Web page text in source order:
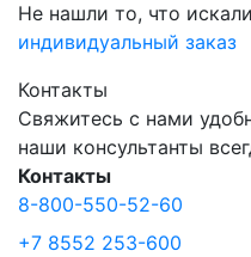
Не нашли то, что
индивидуальный заказ
Контакты
Свяжитесь с нами
наши консультанты
Контакты
8-800-550-52-60
+7 8552 253-600